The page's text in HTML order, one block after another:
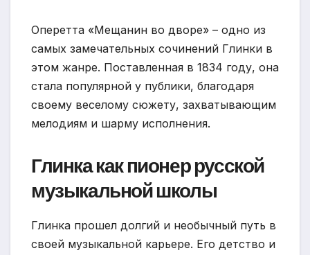
Оперетта «Мещанин во дворе» – одно из
самых замечательных сочинений Глинки в
этом жанре. Поставленная в 1834 году, она
стала популярной у публики, благодаря
своему веселому сюжету, захватывающим
мелодиям и шарму исполнения.
Глинка как пионер русской
музыкальной школы
Глинка прошел долгий и необычный путь в
своей музыкальной карьере. Его детство и